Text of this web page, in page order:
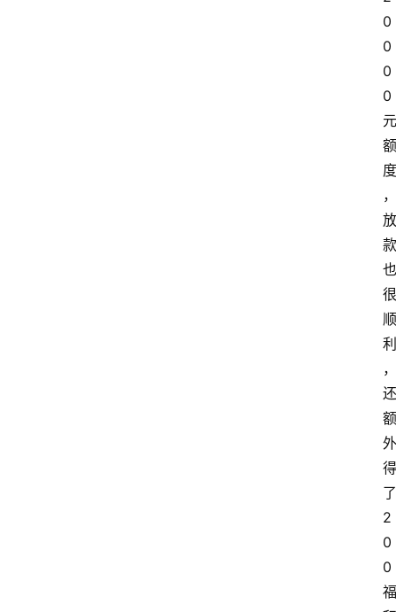
0
0
0
0
元
额
度
，
放
款
也
很
顺
利
，
还
额
外
得
了
2
0
0
福